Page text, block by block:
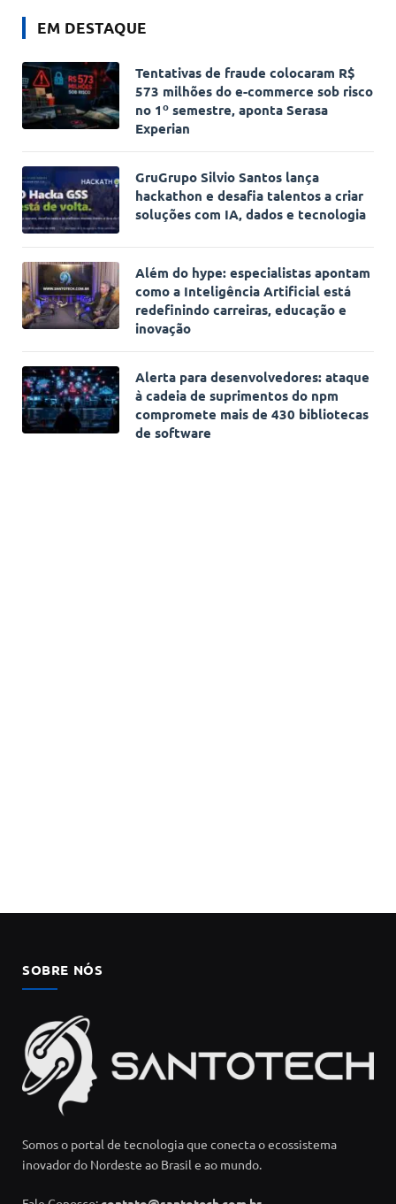
EM DESTAQUE
Tentativas de fraude colocaram R$
573 milhões do e-commerce sob risco
no 1º semestre, aponta Serasa
Experian
GruGrupo Silvio Santos lança
hackathon e desafia talentos a criar
soluções com IA, dados e tecnologia
Além do hype: especialistas apontam
como a Inteligência Artificial está
redefinindo carreiras, educação e
inovação
Alerta para desenvolvedores: ataque
à cadeia de suprimentos do npm
compromete mais de 430 bibliotecas
de software
SOBRE NÓS
Somos o portal de tecnologia que conecta o ecossistema
inovador do Nordeste ao Brasil e ao mundo.